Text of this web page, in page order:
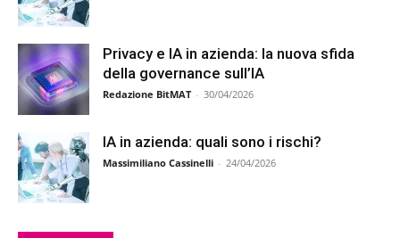
Privacy e IA in azienda: la nuova sfida
della governance sull’IA
Redazione BitMAT - 30/04/2026
IA in azienda: quali sono i rischi?
Massimiliano Cassinelli - 24/04/2026